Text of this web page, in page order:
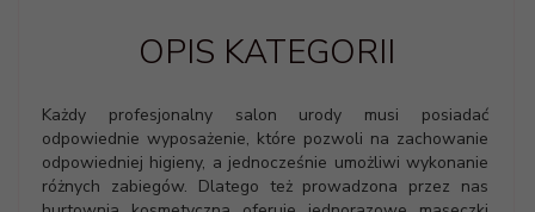
OPIS KATEGORII
Każdy profesjonalny salon urody musi posiadać
odpowiednie wyposażenie, które pozwoli na zachowanie
odpowiedniej higieny, a jednocześnie umożliwi wykonanie
różnych zabiegów. Dlatego też prowadzona przez nas